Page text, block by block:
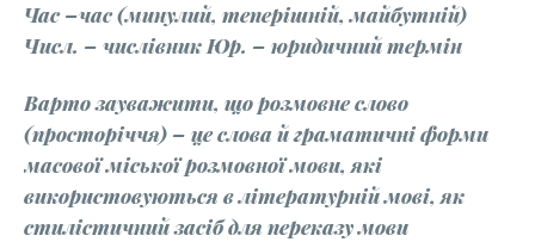
Час –час (минулий, теперішній, майбутній)
Числ. – числівник Юр. – юридичний термін
Варто зауважити, що розмовне слово
(просторіччя) – це слова й граматичні форми
масової міської розмовної мови, які
використовуються в літературній мові, як
стилістичний засіб для переказу мови